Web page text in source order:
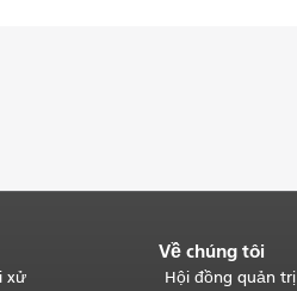
xử
Về chúng tôi
Hội đồng quản trị